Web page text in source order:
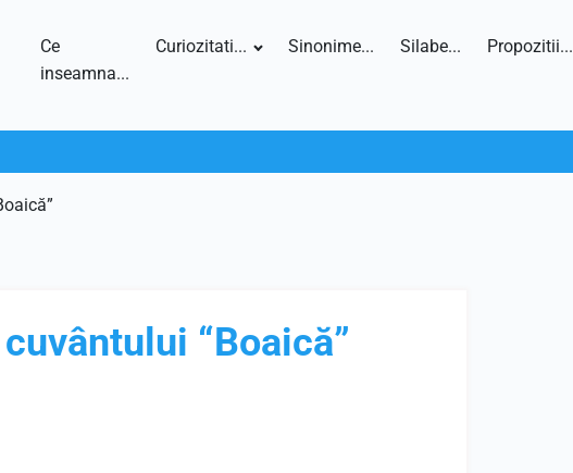
Ce
inseamna...
Curiozitati... Sinonime... Silabe... Propozitii...
“Boaică”